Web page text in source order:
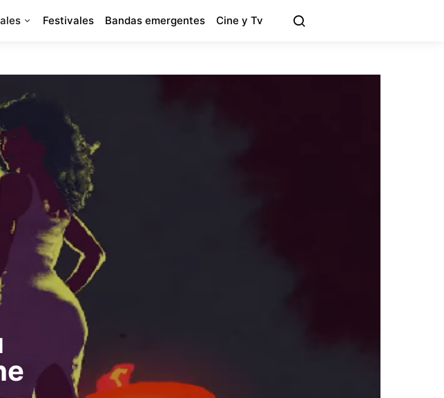
Festivales Bandas emergentes Cine y Tv